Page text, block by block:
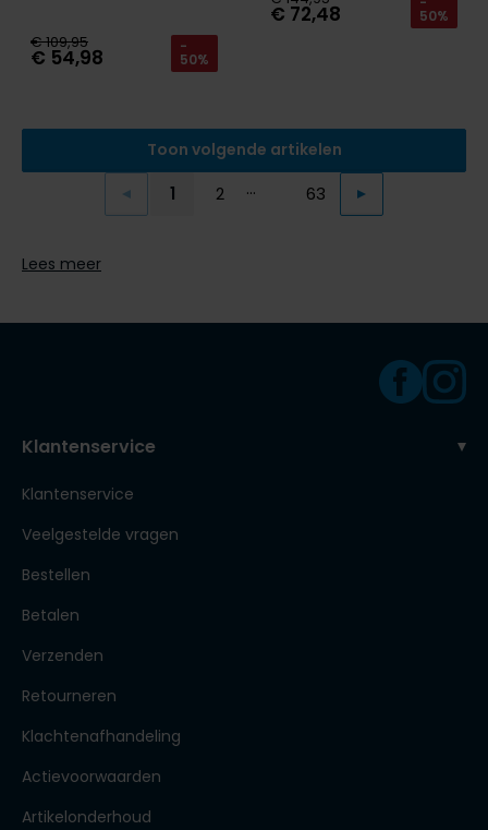
€ 109,95
€ 54,98 -
50%
€ 72,48 50%
Toon volgende artikelen
Vorige
1 2
...
63Volgende
Lees meer
Klantenservice
Klantenservice
Veelgestelde vragen
Bestellen
Betalen
Verzenden
Retourneren
Klachtenafhandeling
Actievoorwaarden
Artikelonderhoud